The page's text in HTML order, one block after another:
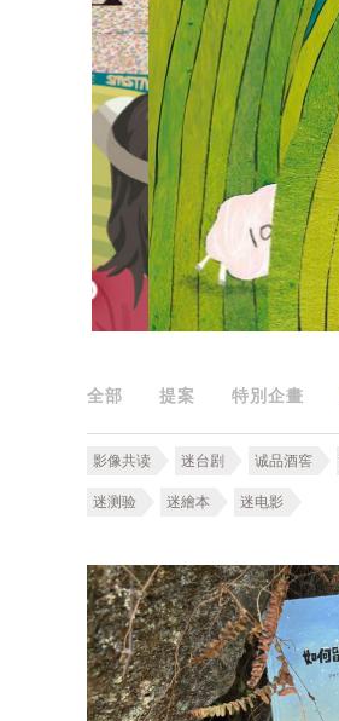
全部 提案 特別企畫
影像共读 迷台剧 诚品酒窖
迷测验 迷繪本 迷电影